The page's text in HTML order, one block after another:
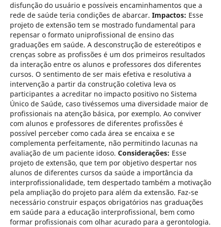
disfunção do usuário e possíveis encaminhamentos que a
rede de saúde teria condições de abarcar. Impactos: Esse
projeto de extensão tem se mostrado fundamental para
repensar o formato uniprofissional de ensino das
graduações em saúde. A desconstrução de estereótipos e
crenças sobre as profissões é um dos primeiros resultados
da interação entre os alunos e professores dos diferentes
cursos. O sentimento de ser mais efetiva e resolutiva a
intervenção a partir da construção coletiva leva os
participantes a acreditar no impacto positivo no Sistema
Único de Saúde, caso tivéssemos uma diversidade maior de
profissionais na atenção básica, por exemplo. Ao conviver
com alunos e professores de diferentes profissões é
possível perceber como cada área se encaixa e se
complementa perfeitamente, não permitindo lacunas na
avaliação de um paciente idoso. Considerações: Esse
projeto de extensão, que tem por objetivo despertar nos
alunos de diferentes cursos da saúde a importância da
interprofissionalidade, tem despertado também a motivação
pela ampliação do projeto para além da extensão. Faz-se
necessário construir espaços obrigatórios nas graduações
em saúde para a educação interprofissional, bem como
formar profissionais com olhar acurado para a gerontologia.